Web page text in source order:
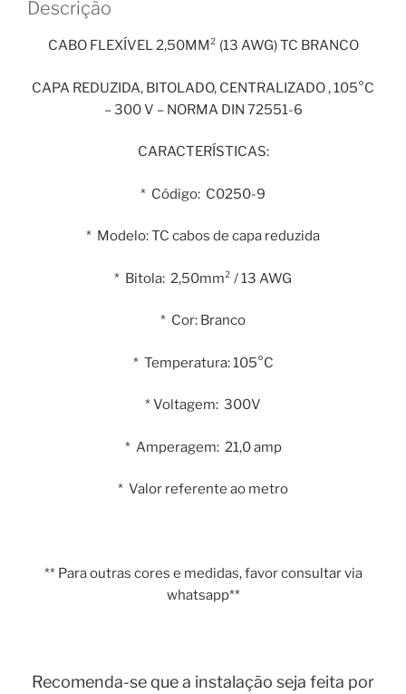
Descrição
CABO FLEXÍVEL 2,50MM² (13 AWG) TC BRANCO
CAPA REDUZIDA, BITOLADO, CENTRALIZADO , 105°C
– 300 V – NORMA DIN 72551-6
CARACTERÍSTICAS:
* Código: C0250-9
* Modelo: TC cabos de capa reduzida
* Bitola: 2,50mm² / 13 AWG
* Cor: Branco
* Temperatura: 105°C
* Voltagem: 300V
* Amperagem: 21,0 amp
* Valor referente ao metro
** Para outras cores e medidas, favor consultar via
whatsapp**
Recomenda-se que a instalação seja feita por